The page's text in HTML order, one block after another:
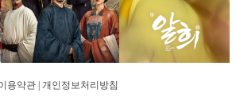
용약관 개인정보처리방침